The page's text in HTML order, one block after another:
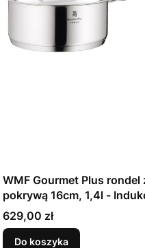
WMF Gourmet Plus rondel
pokrywą 16cm, 1,4l -
Cena
629,00 zł
Do koszyka